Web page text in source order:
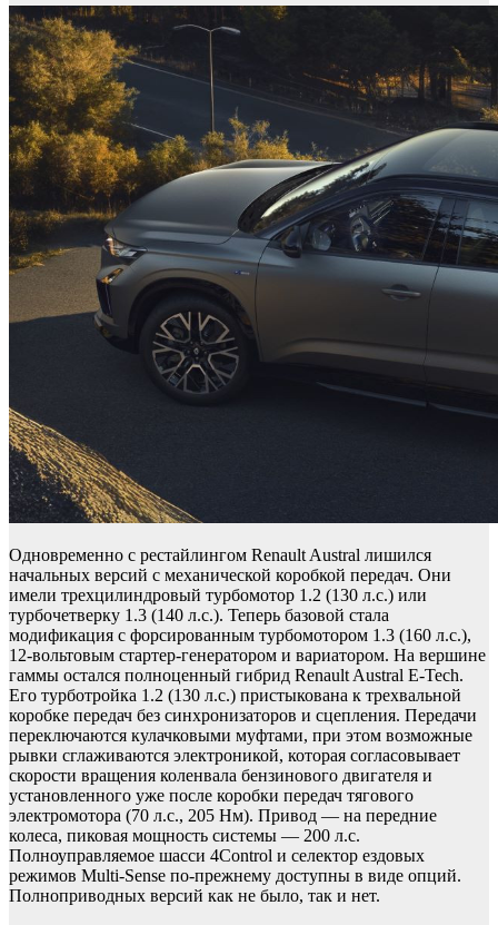
Одновременно с рестайлингом Renault Austral лишился
начальных версий с механической коробкой передач. Они
имели трехцилиндровый турбомотор 1.2 (130 л.с.) или
турбочетверку 1.3 (140 л.с.). Теперь базовой стала
модификация с форсированным турбомотором 1.3 (160 л.с.),
12-вольтовым стартер-генератором и вариатором. На вершине
гаммы остался полноценный гибрид Renault Austral E-Tech.
Его турботройка 1.2 (130 л.с.) пристыкована к трехвальной
коробке передач без синхронизаторов и сцепления. Передачи
переключаются кулачковыми муфтами, при этом возможные
рывки сглаживаются электроникой, которая согласовывает
скорости вращения коленвала бензинового двигателя и
установленного уже после коробки передач тягового
электромотора (70 л.с., 205 Нм). Привод — на передние
колеса, пиковая мощность системы — 200 л.с.
Полноуправляемое шасси 4Control и селектор ездовых
режимов Multi-Sense по-прежнему доступны в виде опций.
Полноприводных версий как не было, так и нет.